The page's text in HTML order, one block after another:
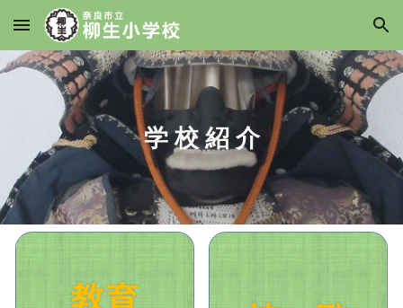
Skip to main content Skip to navigation
学 校 紹 介